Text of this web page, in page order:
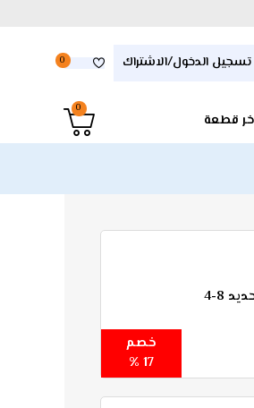
تسجيل الدخول/الاشتراك 0
قطعة
0
8-4
خصم
17 %